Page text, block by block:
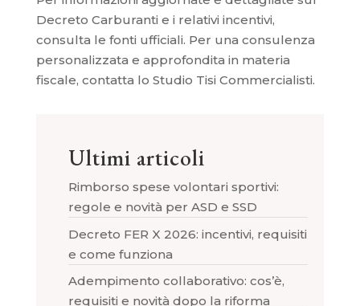
Decreto Carburanti e i relativi incentivi,
consulta le fonti ufficiali. Per una consulenza
personalizzata e approfondita in materia
fiscale, contatta lo Studio Tisi Commercialisti.
Ultimi articoli
Rimborso spese volontari sportivi:
regole e novità per ASD e SSD
Decreto FER X 2026: incentivi, requisiti
e come funziona
Adempimento collaborativo: cos’è,
requisiti e novità dopo la riforma